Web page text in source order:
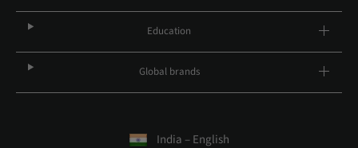
Education
Global brands
India – English